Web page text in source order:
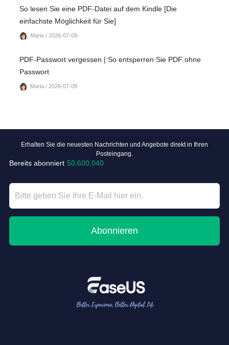
So lesen Sie eine PDF-Datei auf dem Kindle [Die
einfachste Möglichkeit für Sie]
Maria / 2026-07-09
PDF-Passwort vergessen | So entsperren Sie PDF ohne
Passwort
Maria / 2026-07-09
Erhalten Sie die neuesten Nachrichten und Angebote direkt in Ihren
Posteingang.
Bereits abonniert 50,600,040
Abonnieren